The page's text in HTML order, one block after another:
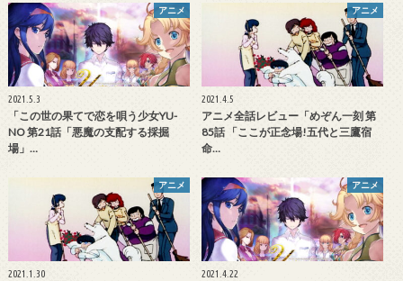
アニメ
2021.5.3
「この世の果てで恋を唄う少女YU-
NO 第21話「悪魔の支配する採掘
場」…
アニメ
2021.4.5
アニメ全話レビュー「めぞん一刻 第
85話 「ここが正念場!五代と三鷹宿
命…
アニメ
2021.1.30
アニメ
2021.4.22